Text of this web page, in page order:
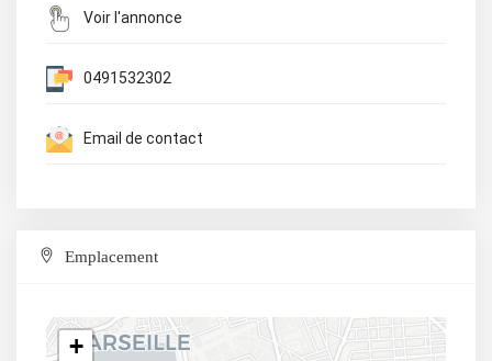
Voir l'annonce
0491532302
Email de contact
Emplacement
+